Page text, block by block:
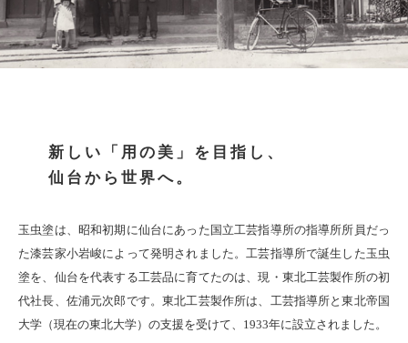
新しい「用の美」を目指し、
仙台から世界へ。
玉虫塗は、昭和初期に仙台にあった国立工芸指導所の指導所所員だっ
た漆芸家小岩峻によって発明されました。工芸指導所で誕生した玉虫
塗を、仙台を代表する工芸品に育てたのは、現・東北工芸製作所の初
代社長、佐浦元次郎です。東北工芸製作所は、工芸指導所と東北帝国
大学（現在の東北大学）の支援を受けて、1933年に設立されました。